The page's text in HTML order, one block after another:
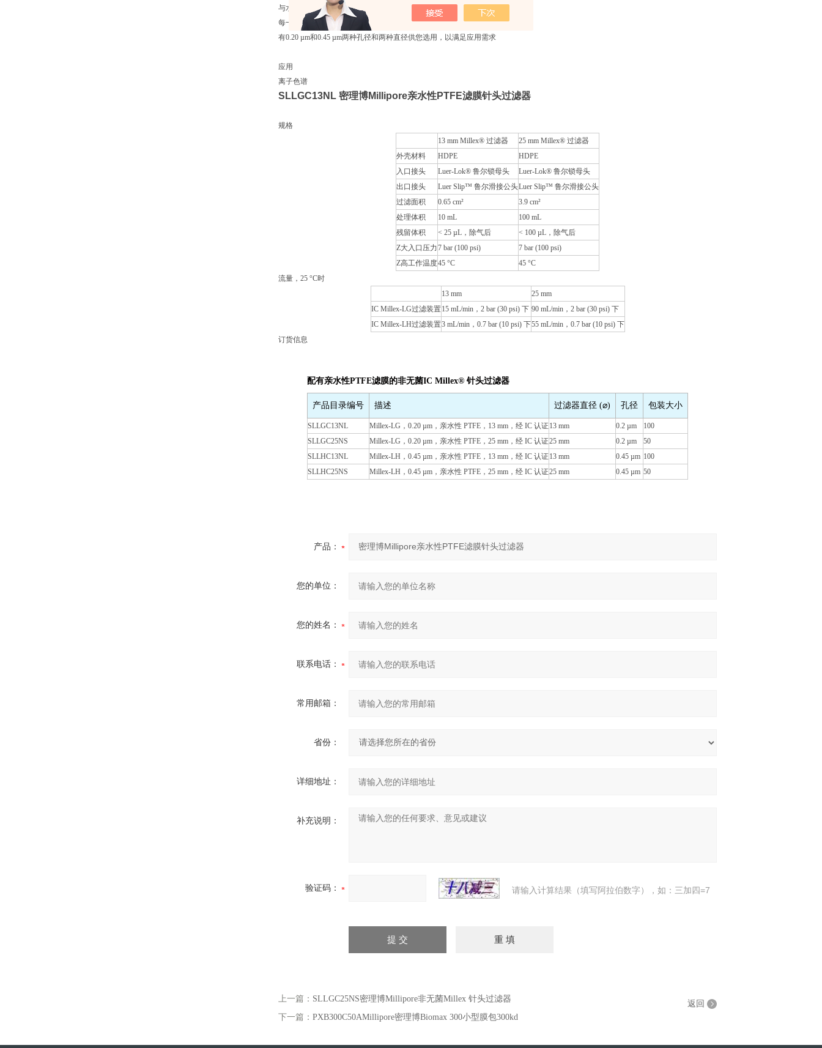
与水溶液和有机溶液相容，具有广泛的化学相容性和实验室灵活性
每一批都被认证含有较低的溶出离子水平
有0.20 µm和0.45 µm两种孔径和两种直径供您选用，以满足应用需求
应用
离子色谱
SLLGC13NL 密理博Millipore亲水性PTFE滤膜针头过滤器
规格
13 mm Millex® 过滤器
25 mm Millex® 过滤器
外壳材料
HDPE
HDPE
入口接头
Luer-Lok® 鲁尔锁母头
Luer-Lok® 鲁尔锁母头
出口接头
Luer Slip™ 鲁尔滑接公头Luer Slip™ 鲁尔滑接公头
过滤面积
0.65 cm²
3.9 cm²
处理体积
10 mL
100 mL
残留体积
< 25 µL，除气后
< 100 µL，除气后
Z大入口压力7 bar (100 psi)
7 bar (100 psi)
Z高工作温度45 °C
45 °C
流量，25 °C时
13 mm
25 mm
IC Millex-LG过滤装置15 mL/min，2 bar (30 psi) 下 90 mL/min，2 bar (30 psi) 下
IC Millex-LH过滤装置3 mL/min，0.7 bar (10 psi) 下55 mL/min，0.7 bar (10 psi) 下
订货信息
配有亲水性PTFE滤膜的非无菌IC Millex® 针头过滤器
产品目录编号 描述 过滤器直径 (⌀) 孔径 包装大小
SLLGC13NL Millex-LG，0.20 µm，亲水性 PTFE，13 mm，经 IC 认证13 mm 0.2 µm
100
SLLGC25NS
Millex-LG，0.20 µm，亲水性 PTFE，25 mm，经 IC 认证25 mm 0.2 µm
50
SLLHC13NL
Millex-LH，0.45 µm，亲水性 PTFE，13 mm，经 IC 认证13 mm 0.45 µm 100
SLLHC25NS
Millex-LH，0.45 µm，亲水性 PTFE，25 mm，经 IC 认证25 mm 0.45 µm 50
产品：
您的单位：
您的姓名：
联系电话：
常用邮箱：
省份：
详细地址：
补充说明：
验证码： 请输入计算结果（填写阿拉伯数字），如：三加四=7
上一篇： SLLGC25NS密理博Millipore非无菌Millex 针头过滤器
下一篇： PXB300C50AMillipore密理博Biomax 300小型膜包300kd
返回